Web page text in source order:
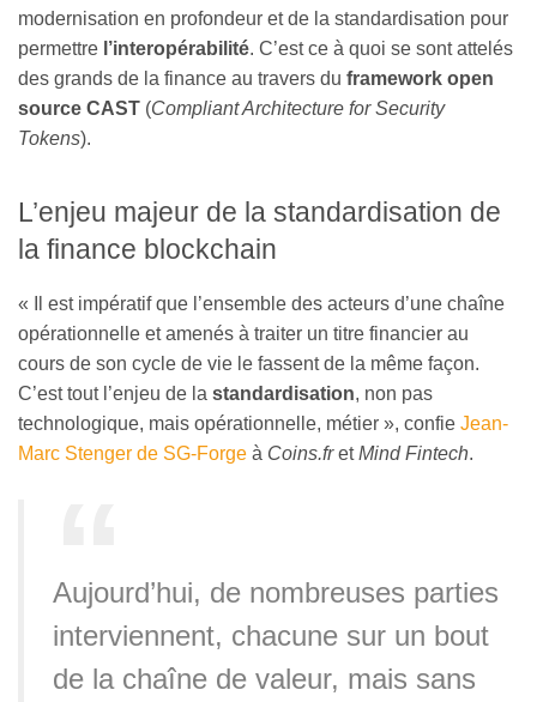
modernisation en profondeur et de la standardisation pour
permettre l’interopérabilité. C’est ce à quoi se sont attelés
des grands de la finance au travers du framework open
source CAST (Compliant Architecture for Security
Tokens).
L’enjeu majeur de la standardisation de
la finance blockchain
« Il est impératif que l’ensemble des acteurs d’une chaîne
opérationnelle et amenés à traiter un titre financier au
cours de son cycle de vie le fassent de la même façon.
C’est tout l’enjeu de la standardisation, non pas
technologique, mais opérationnelle, métier », confie Jean-
Marc Stenger de SG-Forge à Coins.fretMind Fintech.
Aujourd’hui, de nombreuses parties
interviennent, chacune sur un bout
de la chaîne de valeur, mais sans